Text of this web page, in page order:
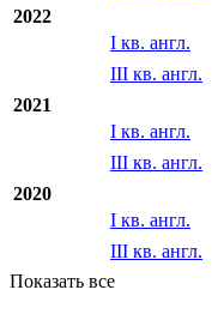
2022
I кв. англ.
III кв. англ.
2021
I кв. англ.
III кв. англ.
2020
I кв. англ.
III кв. англ.
Показать все